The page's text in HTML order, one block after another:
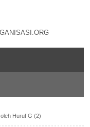
Huruf G (2)